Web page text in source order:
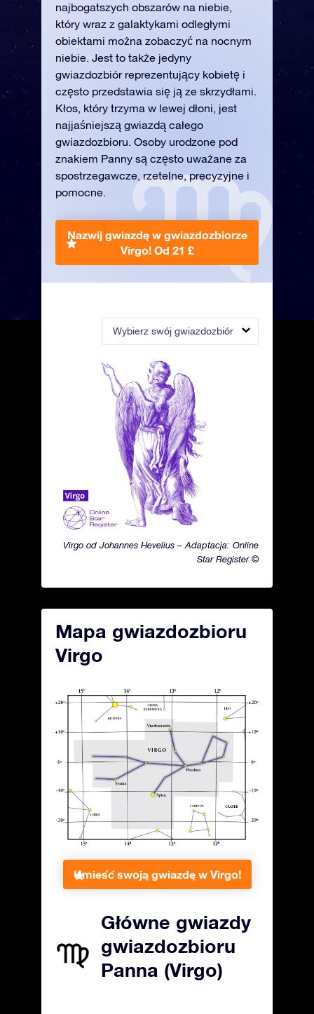
Wybierz swój gwiazdozbiór
Virgo od Johannes Hevelius – Adaptacja: Online
Star Register ©
najbogatszych obszarów na niebie,
który wraz z galaktykami odległymi
obiektami można zobaczyć na nocnym
niebie. Jest to także jedyny
gwiazdozbiór reprezentujący kobietę i
często przedstawia się ją ze skrzydłami.
Kłos, który trzyma w lewej dłoni, jest
najjaśniejszą gwiazdą całego
gwiazdozbioru. Osoby urodzone pod
znakiem Panny są często uważane za
spostrzegawcze, rzetelne, precyzyjne i
pomocne.
Nazwij gwiazdę w gwiazdozbiorze
Virgo! Od 21 £
Mapa gwiazdozbioru
Virgo
Umieść swoją gwiazdę w Virgo!
Główne gwiazdy
gwiazdozbioru
Panna (Virgo)